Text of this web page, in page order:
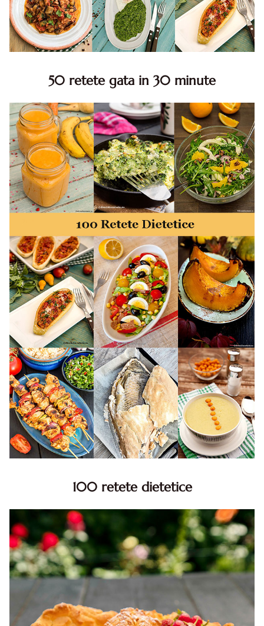
50 retete gata in 30 minute
minute. Retete rapide. Retete rapide de mancare. Idei
retete mancare rapid
100 retete dietetice
dietetice. Idei retete dietetice. 100 Retete mancare
pentru dieta.